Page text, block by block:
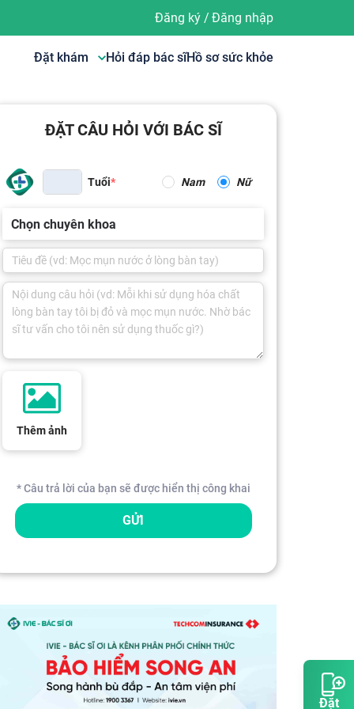
Đặt
Đăng ký/ Đăng nhập
Đặt khám Hỏi đáp bác sĩHồ sơ sức khỏe
ĐẶT CÂU HỎI VỚI BÁC SĨ
Tuổi Nam Nữ
Chọn chuyên khoa
Thêm ảnh
* Câu trả lời của bạn sẽ được hiển thị công khai
GỬI